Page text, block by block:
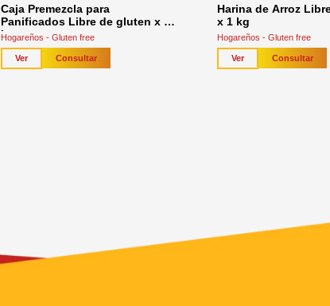
Caja Premezcla para
Panificados Libre de gluten x 1
kg
Hogareños - Gluten free
Ver Consultar
Harina de Arroz
x 1 kg
Hogareños - Gluten free
Ver Consultar